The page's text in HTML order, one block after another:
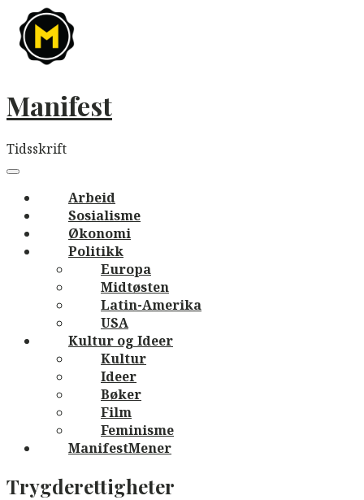
Skip
content
Manifest
Tidsskrift
navigation
Menu
Arbeid
Sosialisme
Økonomi
Politikk
Europa
Midtøsten
Latin-Amerika
USA
Kultur og Ideer
Kultur
Ideer
Bøker
Film
Feminisme
ManifestMener
Trygderettigheter